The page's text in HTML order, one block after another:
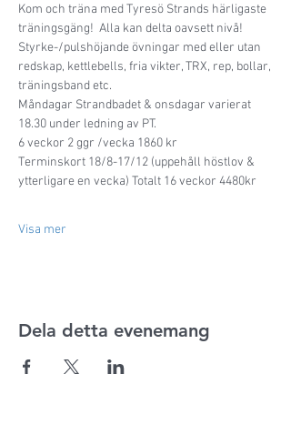
Kom och träna med Tyresö Strands härligaste
träningsgäng!  Alla kan delta oavsett nivå!
Styrke-/pulshöjande övningar med eller utan
redskap, kettlebells, fria vikter, TRX, rep, bollar,
träningsband etc.
Måndagar Strandbadet & onsdagar varierat
18.30 under ledning av PT.
6 veckor 2 ggr /vecka 1860 kr
Terminskort 18/8-17/12 (uppehåll höstlov &
ytterligare en vecka) Totalt 16 veckor 4480kr
Visa mer
Dela detta evenemang